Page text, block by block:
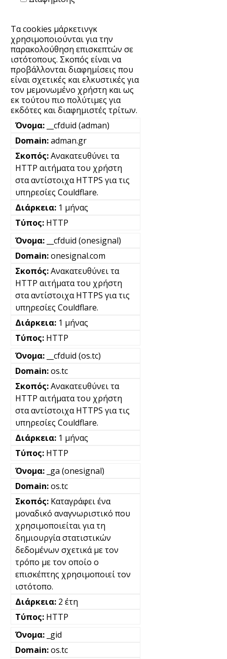
Τα cookies μάρκετινγκ
χρησιμοποιούνται για την
παρακολούθηση επισκεπτών σε
ιστότοπους. Σκοπός είναι να
προβάλλονται διαφημίσεις που
είναι σχετικές και ελκυστικές για
τον μεμονωμένο χρήστη και ως
εκ τούτου πιο πολύτιμες για
εκδότες και διαφημιστές τρίτων.
__cfduid (adman)
adman.gr
Ανακατευθύνει τα
HTTP αιτήματα του χρήστη
στα αντίστοιχα HTTPS για τις
υπηρεσίες Couldflare.
1 μήνας
HTTP
__cfduid (onesignal)
onesignal.com
Ανακατευθύνει τα
HTTP αιτήματα του χρήστη
στα αντίστοιχα HTTPS για τις
υπηρεσίες Couldflare.
1 μήνας
HTTP
__cfduid (os.tc)
os.tc
Ανακατευθύνει τα
HTTP αιτήματα του χρήστη
στα αντίστοιχα HTTPS για τις
υπηρεσίες Couldflare.
1 μήνας
HTTP
_ga (onesignal)
os.tc
Καταγράφει ένα
μοναδικό αναγνωριστικό που
χρησιμοποιείται για τη
δημιουργία στατιστικών
δεδομένων σχετικά με τον
τρόπο με τον οποίο ο
επισκέπτης χρησιμοποιεί τον
ιστότοπο.
2 έτη
HTTP
_gid
os.tc